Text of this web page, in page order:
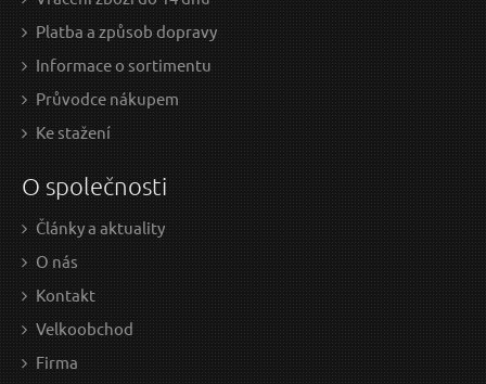
Platba a způsob dopravy
Informace o sortimentu
Průvodce nákupem
Ke stažení
O společnosti
Články a aktuality
O nás
Kontakt
Velkoobchod
Firma